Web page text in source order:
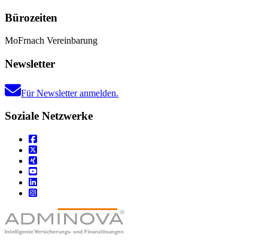
Bürozeiten
MoFrnach Vereinbarung
Newsletter
Für Newsletter anmelden.
Soziale Netzwerke